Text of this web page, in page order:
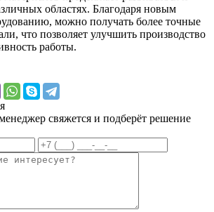
областях. Благодаря новым
можно получать более точные
что позволяет улучшить производство
работы.
свяжется и подберёт решение